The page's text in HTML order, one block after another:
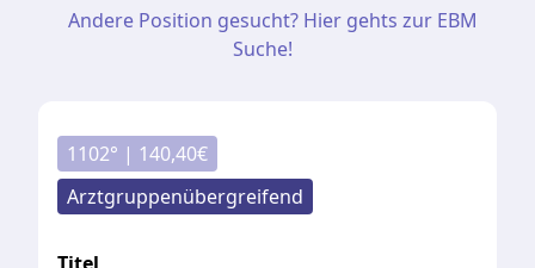
Andere Position gesucht? Hier gehts zur EBM
Suche!
1102° | 140,40€
Arztgruppenübergreifend